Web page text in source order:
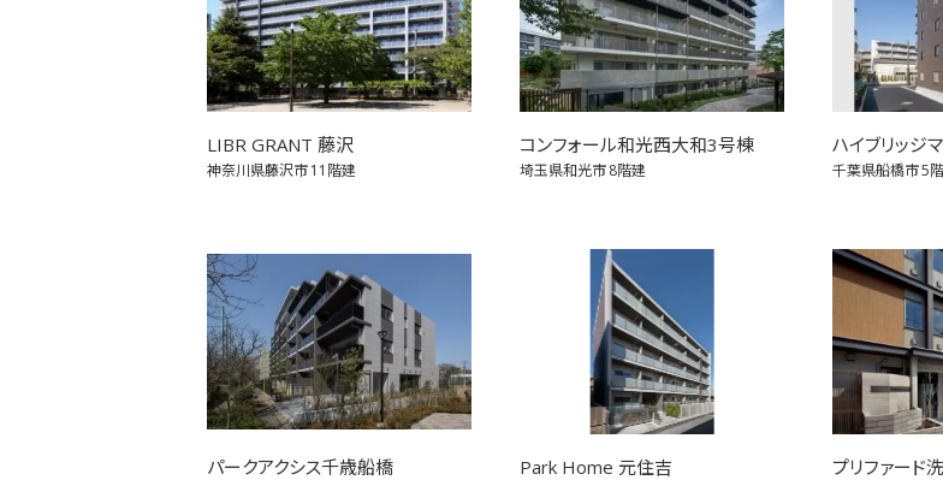
LIBR GRANT 藤沢
神奈川県藤沢市11階建
コンフォール和光西大和3号棟
埼玉県和光市8階建
ハイブリッジ
千葉県船橋市5
パークアクシス千歳船橋 Park Home 元住吉 プリファード